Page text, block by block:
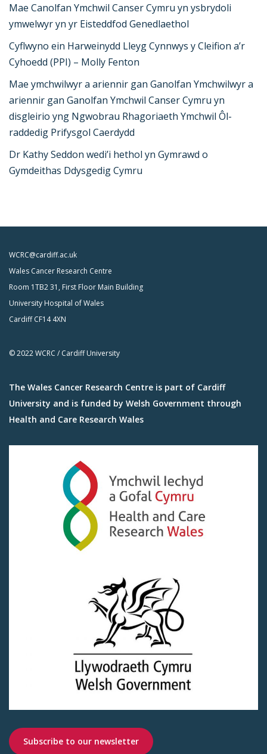
Mae Canolfan Ymchwil Canser Cymru yn ysbrydoli
ymwelwyr yn yr Eisteddfod Genedlaethol
Cyflwyno ein Harweinydd Lleyg Cynnwys y Cleifion a’r
Cyhoedd (PPI) – Molly Fenton
Mae ymchwilwyr a ariennir gan Ganolfan Ymchwilwyr a
ariennir gan Ganolfan Ymchwil Canser Cymru yn
disgleirio yng Ngwobrau Rhagoriaeth Ymchwil Ôl-
raddedig Prifysgol Caerdydd
Dr Kathy Seddon wedi’i hethol yn Gymrawd o
Gymdeithas Ddysgedig Cymru
WCRC@cardiff.ac.uk
Wales Cancer Research Centre
Room 1TB2 31, First Floor Main Building
University Hospital of Wales
Cardiff CF14 4XN
© 2022 WCRC / Cardiff University
The Wales Cancer Research Centre is part of Cardiff
University and is funded by Welsh Government through
Health and Care Research Wales
Subscribe to our newsletter